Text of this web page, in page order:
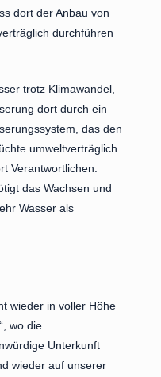
dort der Anbau von
durchführen
trotz Klimawandel,
dort durch ein
das den
umweltverträglich
Verantwortlichen:
das Wachsen und
Wasser als
wieder in voller Höhe
wo die
Unterkunft
wieder auf unserer